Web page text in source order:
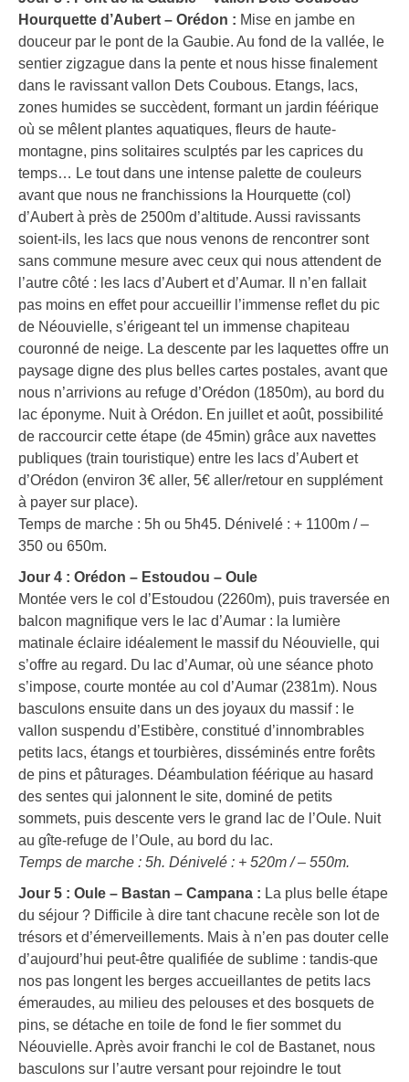
Hourquette d’Aubert – Orédon : Mise en jambe en
douceur par le pont de la Gaubie. Au fond de la vallée, le
sentier zigzague dans la pente et nous hisse finalement
dans le ravissant vallon Dets Coubous. Etangs, lacs,
zones humides se succèdent, formant un jardin féérique
où se mêlent plantes aquatiques, fleurs de haute-
montagne, pins solitaires sculptés par les caprices du
temps… Le tout dans une intense palette de couleurs
avant que nous ne franchissions la Hourquette (col)
d’Aubert à près de 2500m d’altitude. Aussi ravissants
soient-ils, les lacs que nous venons de rencontrer sont
sans commune mesure avec ceux qui nous attendent de
l’autre côté : les lacs d’Aubert et d’Aumar. Il n’en fallait
pas moins en effet pour accueillir l’immense reflet du pic
de Néouvielle, s’érigeant tel un immense chapiteau
couronné de neige. La descente par les laquettes offre un
paysage digne des plus belles cartes postales, avant que
nous n’arrivions au refuge d’Orédon (1850m), au bord du
lac éponyme. Nuit à Orédon. En juillet et août, possibilité
de raccourcir cette étape (de 45min) grâce aux navettes
publiques (train touristique) entre les lacs d’Aubert et
d’Orédon (environ 3€ aller, 5€ aller/retour en supplément
à payer sur place).
Temps de marche : 5h ou 5h45. Dénivelé : + 1100m / –
350 ou 650m.
Jour 4 : Orédon – Estoudou – Oule
Montée vers le col d’Estoudou (2260m), puis traversée en
balcon magnifique vers le lac d’Aumar : la lumière
matinale éclaire idéalement le massif du Néouvielle, qui
s’offre au regard. Du lac d’Aumar, où une séance photo
s’impose, courte montée au col d’Aumar (2381m). Nous
basculons ensuite dans un des joyaux du massif : le
vallon suspendu d’Estibère, constitué d’innombrables
petits lacs, étangs et tourbières, disséminés entre forêts
de pins et pâturages. Déambulation féérique au hasard
des sentes qui jalonnent le site, dominé de petits
sommets, puis descente vers le grand lac de l’Oule. Nuit
au gîte-refuge de l’Oule, au bord du lac.
Temps de marche : 5h. Dénivelé : + 520m / – 550m.
Jour 5 : Oule – Bastan – Campana : La plus belle étape
du séjour ? Difficile à dire tant chacune recèle son lot de
trésors et d’émerveillements. Mais à n’en pas douter celle
d’aujourd’hui peut-être qualifiée de sublime : tandis-que
nos pas longent les berges accueillantes de petits lacs
émeraudes, au milieu des pelouses et des bosquets de
pins, se détache en toile de fond le fier sommet du
Néouvielle. Après avoir franchi le col de Bastanet, nous
basculons sur l’autre versant pour rejoindre le tout